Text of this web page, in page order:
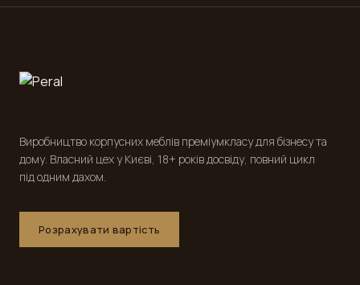
Виробництво корпусних меблів преміумкласу для бізнесу та
дому. Власний цех у Києві, 18+ років досвіду, повний цикл
під одним дахом.
Розрахувати вартість